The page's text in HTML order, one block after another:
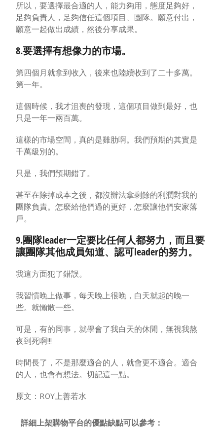
所以，要選擇最合適的人，能力夠用，態度足夠好，
足夠負責人，足夠信任這個項目、團隊。願意付出，
願意一起做出成績，然後分享成果。
8.要選擇有想像力的市場。
第四個月就拿到收入，後來也陸續收到了二十多萬。
第一年。
這個時候，我才沮喪的發現，這個項目做到最好，也
只是一年一兩百萬。
這樣的市場空間，真的是雞肋啊。我們預期的其實是
千萬級別的。
只是，我們預期錯了。
甚至在除掉成本之後，都沒辦法拿剩餘的利潤對我的
團隊負責。怎麼給他們過的更好，怎麼讓他們安家落
戶。
9.團隊leader一定要比任何人都努力，而且要
讓團隊其他成員知道、認可leader的努力。
我這方面犯了錯誤。
我習慣晚上做事，每天晚上很晚，白天就起的晚一
些。就懶散一些。
可是，有的同事，就學會了我白天的休閒，無視我熬
夜到死啊!!!
時間長了，不是那麼適合的人，就會更不適合。適合
的人，也會有想法。切記這一點。
原文：ROY上善若水
詳細上架購物平台的優點缺點可以參考：